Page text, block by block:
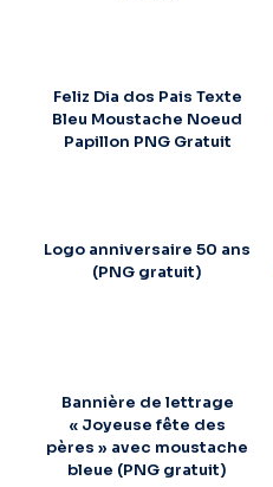
Feliz Dia dos Pais Texte
Bleu Moustache Noeud
Papillon PNG Gratuit
Logo anniversaire 50 ans
(PNG gratuit)
Bannière de lettrage
« Joyeuse fête des
pères » avec moustache
bleue (PNG gratuit)